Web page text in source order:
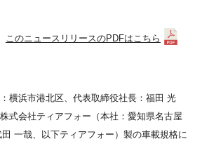
このニュースリリースのPDFはこちら
横浜市港北区、代表取締役社長：福田 光
式会社ティアフォー（本社：愛知県名古屋
一哉、以下ティアフォー）製の車載規格に